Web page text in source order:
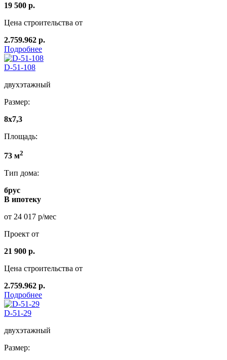
19 500 р.
Цена строительства от
2.759.962 р.
Подробнее
D-51-108
двухэтажный
Размер:
8x7,3
Площадь:
73 м2
Тип дома:
брус
В ипотеку
от 24 017 р/мес
Проект от
21 900 р.
Цена строительства от
2.759.962 р.
Подробнее
D-51-29
двухэтажный
Размер: